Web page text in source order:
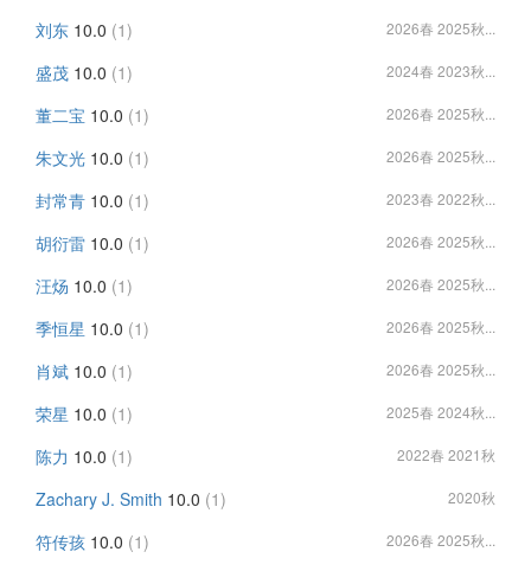
刘东 10.0 (1) 2026春 2025秋...
盛茂 10.0 (1) 2024春 2023秋...
董二宝 10.0 (1) 2026春 2025秋...
朱文光 10.0 (1) 2026春 2025秋...
封常青 10.0 (1) 2023春 2022秋...
胡衍雷 10.0 (1) 2026春 2025秋...
汪炀 10.0 (1) 2026春 2025秋...
季恒星 10.0 (1) 2026春 2025秋...
肖斌 10.0 (1) 2026春 2025秋...
荣星 10.0 (1) 2025春 2024秋...
陈力 10.0 (1) 2022春 2021秋
Zachary J. Smith 10.0 (1) 2020秋
符传孩 10.0 (1) 2026春 2025秋...